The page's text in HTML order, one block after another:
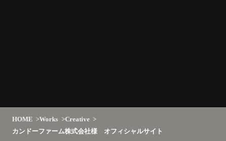
HOME Works
Creative
カンドーファーム株式会社様 オフィシャルサイト